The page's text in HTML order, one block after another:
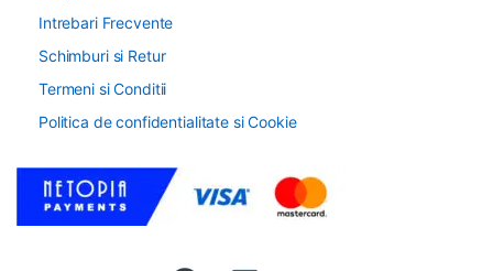
Intrebari Frecvente
Schimburi si Retur
Termeni si Conditii
Politica de confidentialitate si Cookie